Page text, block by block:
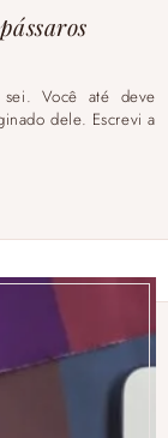
Você até deve
dele. Escrevi a